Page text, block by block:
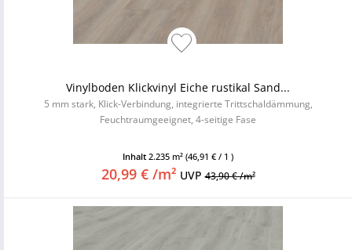
Vinylboden Klickvinyl Eiche rustikal Sand...
5 mm stark, Klick-Verbindung, integrierte Trittschaldämmung,
Feuchtraumgeeignet, 4-seitige Fase
Inhalt 2.235 m² (46,91 € / 1 )
20,99 € /m² UVP43,90 € /m²